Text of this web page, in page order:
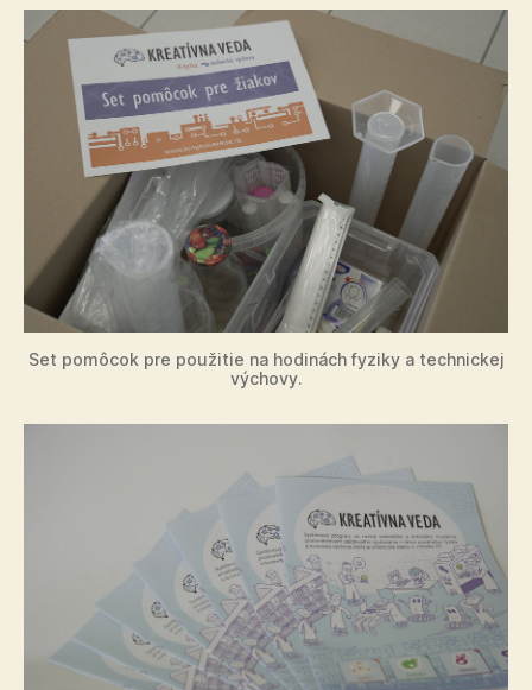
Set pomôcok pre použitie na hodinách fyziky a technickej
výchovy.